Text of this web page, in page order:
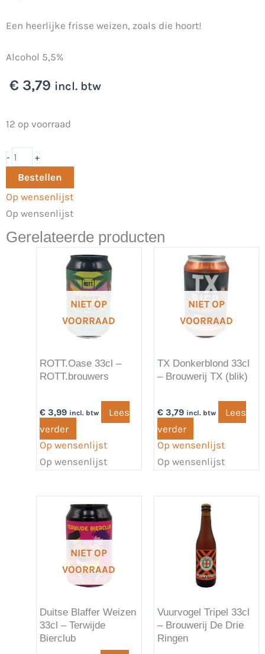
Een heerlijke frisse weizen, zoals die hoort!
Alcohol 5,5%
€ 3,79 incl. btw
12 op voorraad
-
Trajectum
33cl
Brouwerij'74
aantal
+
Bestellen
Op wensenlijst
Op wensenlijst
Gerelateerde producten
NIET OP
VOORRAAD
ROTT.Oase 33cl –
ROTT.brouwers
€ 3,99 incl. btw
Lees
verder
Op wensenlijst
Op wensenlijst
NIET OP
VOORRAAD
TX Donkerblond 33cl
– Brouwerij TX (blik)
€3,79 incl. btw
Lees
verder
Op wensenlijst
Op wensenlijst
NIET OP
VOORRAAD
Duitse Blaffer Weizen
33cl – Terwijde
Bierclub
Vuurvogel Tripel 33cl
– Brouwerij De Drie
Ringen